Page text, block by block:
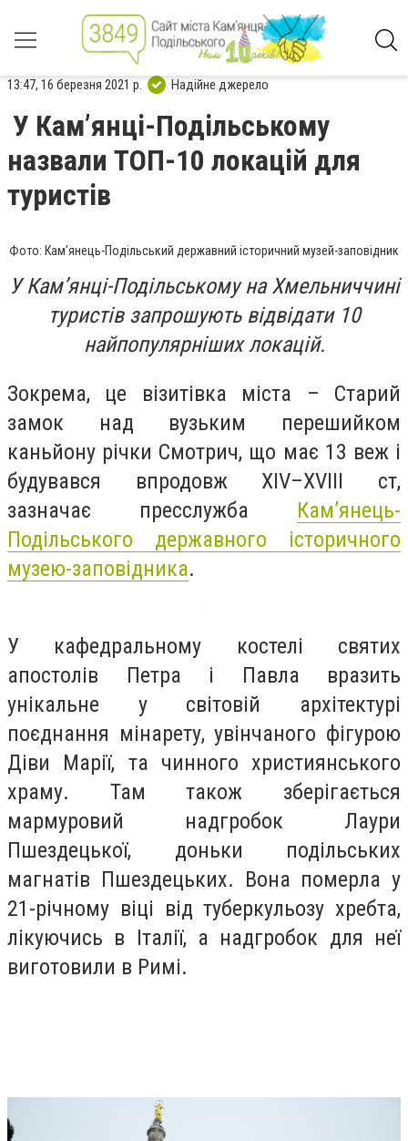
13:47, 16 березня 2021 р. Надійне джерело
У Кам’янці-Подільському
назвали ТОП-10 локацій для
туристів
Фото: Кам’янець-Подільський державний історичний музей-заповідник
У Кам’янці-Подільському на Хмельниччині
туристів запрошують відвідати 10
найпопулярніших локацій.
Зокрема, це візитівка міста – Старий
замок над вузьким перешийком
каньйону річки Смотрич, що має 13 веж і
будувався впродовж XIV–XVIII ст,
зазначає пресслужба Кам’янець-
Подільського державного історичного
музею-заповідника.
У кафедральному костелі святих
апостолів Петра і Павла вразить
унікальне у світовій архітектурі
поєднання мінарету, увінчаного фігурою
Діви Марії, та чинного християнського
храму. Там також зберігається
мармуровий надгробок Лаури
Пшездецької, доньки подільських
магнатів Пшездецьких. Вона померла у
21-річному віці від туберкульозу хребта,
лікуючись в Італії, а надгробок для неї
виготовили в Римі.